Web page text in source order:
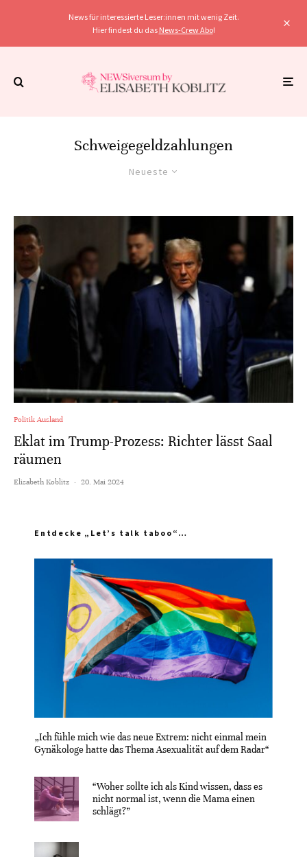
News für interessierte Leser:innen mit wenig Zeit.
Hier findest du das News-Crew Abo!
Schweigegeldzahlungen
Neueste
Politik Ausland
Eklat im Trump-Prozess: Richter lässt Saal
räumen
Elisabeth Koblitz · 20. Mai 2024
Entdecke „Let’s talk taboo“…
„Ich fühle mich wie das neue Extrem: nicht einmal mein
Gynäkologe hatte das Thema Asexualität auf dem Radar“
“Woher sollte ich als Kind wissen, dass es
nicht normal ist, wenn die Mama einen
schlägt?”